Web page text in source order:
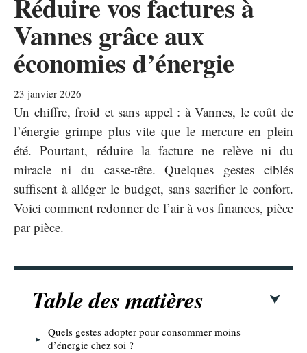
Réduire vos factures à
Vannes grâce aux
économies d’énergie
23 janvier 2026
Un chiffre, froid et sans appel : à Vannes, le coût de
l’énergie grimpe plus vite que le mercure en plein
été. Pourtant, réduire la facture ne relève ni du
miracle ni du casse-tête. Quelques gestes ciblés
suffisent à alléger le budget, sans sacrifier le confort.
Voici comment redonner de l’air à vos finances, pièce
par pièce.
Table des matières
Quels gestes adopter pour consommer moins
d’énergie chez soi ?